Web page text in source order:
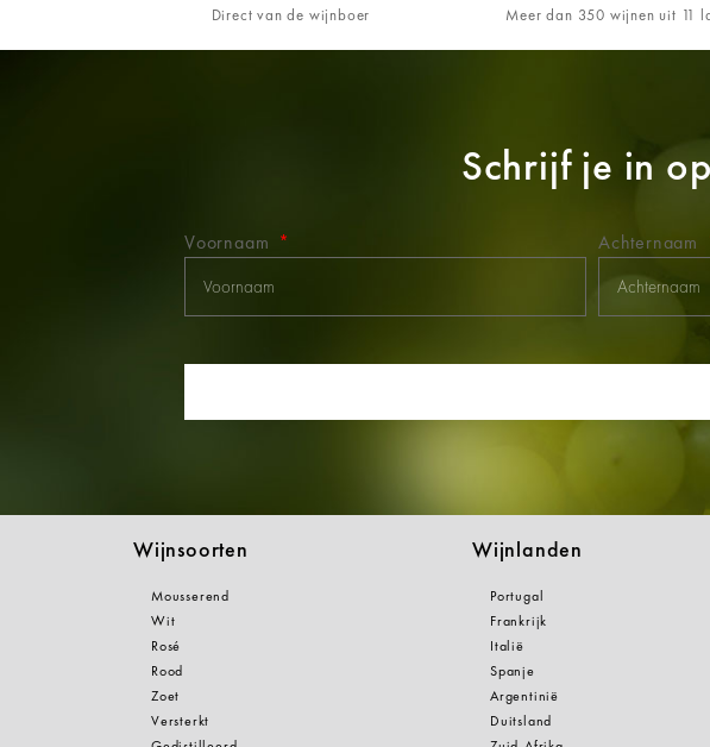
Direct van de wijnboer Meer dan 350 wijnen uit 11
Schrijf je in
Voornaam Achternaam
Wijnsoorten
Mousserend
Wit
Rosé
Rood
Zoet
Versterkt
Wijnlanden
Portugal
Frankrijk
Italië
Spanje
Argentinië
Duitsland